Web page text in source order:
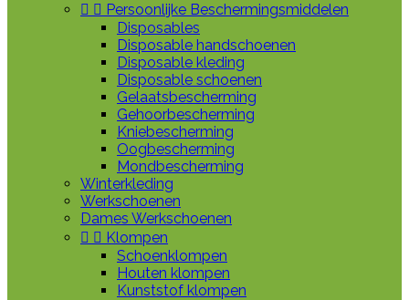
  Persoonlijke Beschermingsmiddelen
Disposables
Disposable handschoenen
Disposable kleding
Disposable schoenen
Gelaatsbescherming
Gehoorbescherming
Kniebescherming
Oogbescherming
Mondbescherming
Winterkleding
Werkschoenen
Dames Werkschoenen
  Klompen
Schoenklompen
Houten klompen
Kunststof klompen